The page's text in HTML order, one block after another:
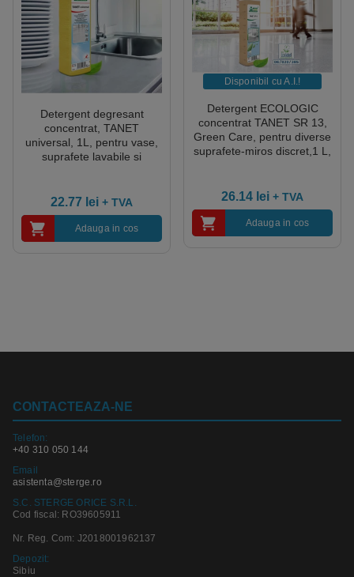
Detergent degresant
concentrat, TANET
universal, 1L, pentru vase,
suprafete lavabile si
22.77 lei + TVA
Adauga in cos
Disponibil cu A.I.​!
Detergent ECOLOGIC
concentrat TANET SR 13,
Green Care, pentru diverse
suprafete-miros discret,1 L,
26.14 lei + TVA
Adauga in cos
CONTACTEAZA-NE
Telefon:
+40 310 050 144
Email
asistenta@sterge.ro
S.C. STERGE ORICE S.R.L.
Cod fiscal: RO39605911
Nr. Reg. Com: J2018001962137
Depozit:
Sibiu